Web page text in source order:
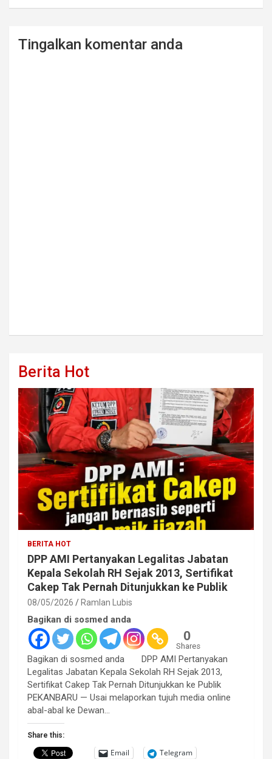
Tingalkan komentar anda
Berita Hot
BERITA HOT
DPP AMI Pertanyakan Legalitas Jabatan
Kepala Sekolah RH Sejak 2013, Sertifikat
Cakep Tak Pernah Ditunjukkan ke Publik
08/05/2026 Ramlan Lubis
Bagikan di sosmed anda
0
Shares
Bagikan di sosmed anda DPP AMI Pertanyakan
Legalitas Jabatan Kepala Sekolah RH Sejak 2013,
Sertifikat Cakep Tak Pernah Ditunjukkan ke Publik
PEKANBARU — Usai melaporkan tujuh media online
abal-abal ke Dewan…
Share this:
Email
Telegram